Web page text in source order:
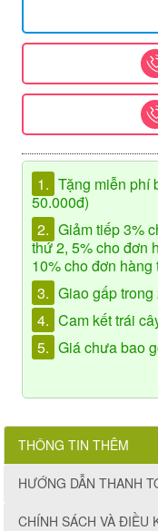
1. Tặng miễn phí
50.000đ)
2. Giảm tiếp 3%
thứ 2, 5% cho đơn
10% cho đơn
3. Giao gấp trong
4. Cam kết trái
5. Giá chưa bao
THÔNG TIN THÊM
HƯỚNG DẪN THANH
CHÍNH SÁCH VÀ ĐIỀU